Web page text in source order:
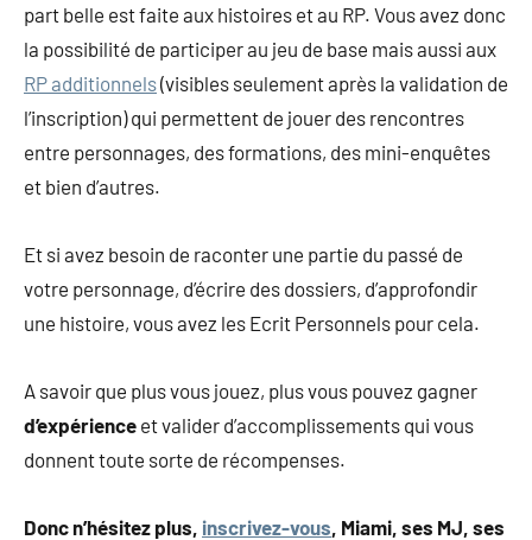
part belle est faite aux histoires et au RP. Vous avez donc
la possibilité de participer au jeu de base mais aussi aux
RP additionnels(visibles seulement après la validation de
l’inscription) qui permettent de jouer des rencontres
entre personnages, des formations, des mini-enquêtes
et bien d’autres.
Et si avez besoin de raconter une partie du passé de
votre personnage, d’écrire des dossiers, d’approfondir
une histoire, vous avez les Ecrit Personnels pour cela.
A savoir que plus vous jouez, plus vous pouvez gagner
d’expérience et valider d’accomplissements qui vous
donnent toute sorte de récompenses.
Donc n’hésitez plus, inscrivez-vous , Miami, ses MJ, ses